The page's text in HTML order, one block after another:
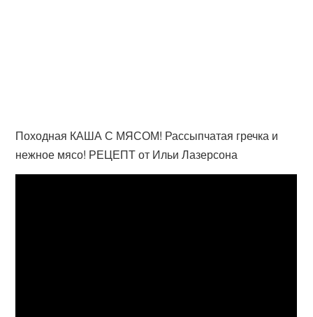
Походная КАША С МЯСОМ! Рассыпчатая гречка и
нежное мясо! РЕЦЕПТ от Ильи Лазерсона